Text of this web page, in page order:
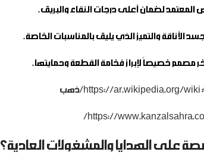
لضمان أعلى درجات النقاء والبريق.
والتميز الذي يليق بالمناسبات الخاصة.
مصمم خصيصاً لإبراز فخامة القطعة وحمايتها.
https://ar.wikipedia.org/wiki/ذهب
https://
على الهدايا والمشغولات العادية؟